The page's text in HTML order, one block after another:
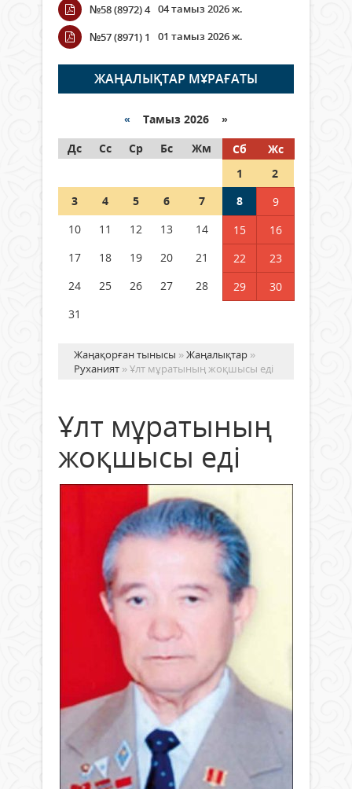
Wi-Fi ҚАБЫРҒА АРҚЫЛЫ ҚАЛАЙ
ӨТЕДІ?
06 тамыз 2026 ж. 265
граждане Казахстана,
05 тамыз 2026 ж. 146
Шетелде жүрген Қазақстан
азаматтары қалай дауыс бере
№58 (8972) 4 04 тамыз 2026 ж.
№57 (8971) 1
01 тамыз 2026 ж.
ЖАҢАЛЫҚТАР МҰРАҒАТЫ
« Тамыз 2026 »
Дс
Сс Ср Бс Жм Сб
Жс
1
2
3
4 5 6 7 8
9
10
11 12 13 14 15
16
17
18 19 20 21 22
23
24
25 26 27 28 29
30
31
Жаңақорған тынысы »Жаңалықтар »
Руханият » Ұлт мұратының жоқшысы еді
Ұлт мұратының
жоқшысы еді